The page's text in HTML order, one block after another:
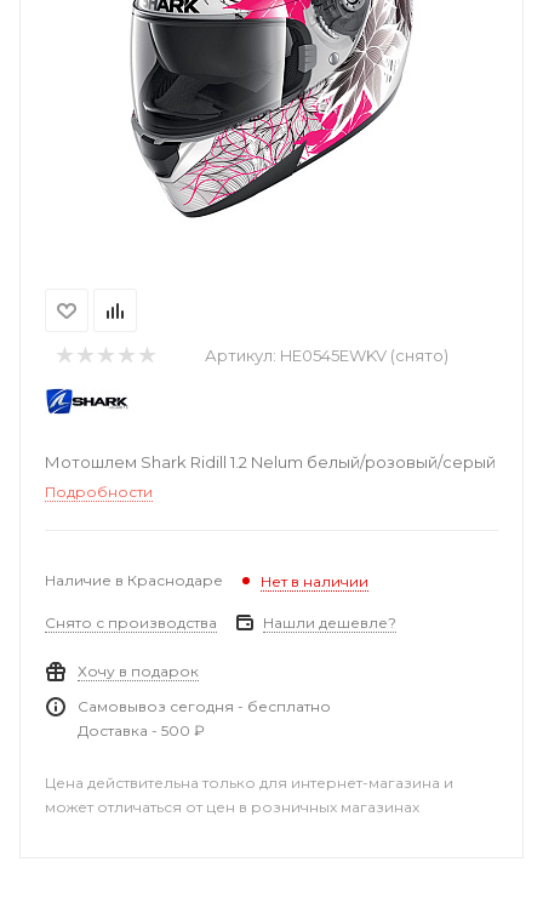
Артикул: HE0545EWKV (снято)
Мотошлем Shark Ridill 1.2 Nelum белый/розовый/серый
Подробности
Наличие в Краснодаре Нет в наличии
Снято с производства Нашли дешевле?
Хочу в подарок
Самовывоз сегодня - бесплатно
Доставка - 500 ₽
Цена действительна только для интернет-магазина и
может отличаться от цен в розничных магазинах